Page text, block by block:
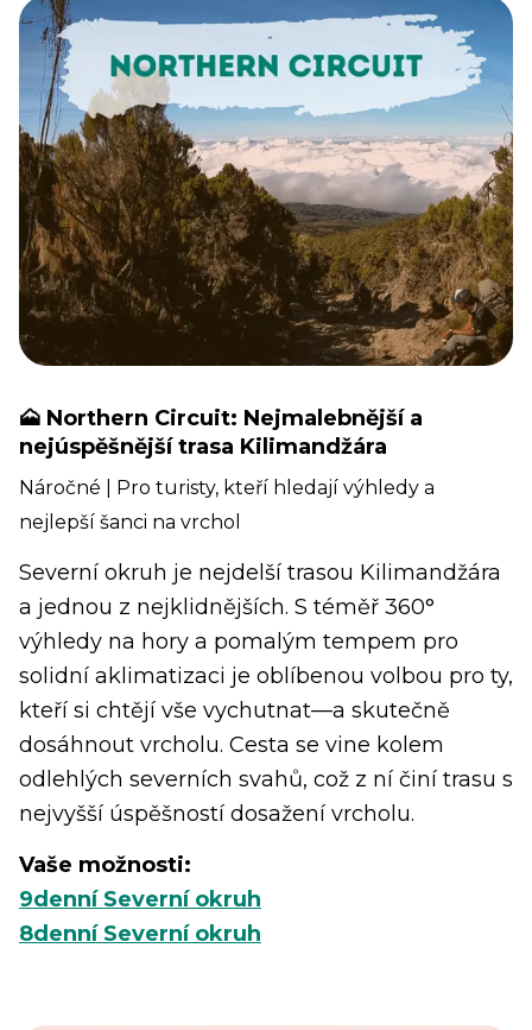
🗻 Northern Circuit: Nejmalebnější a
nejúspěšnější trasa Kilimandžára
Náročné | Pro turisty, kteří hledají výhledy a
nejlepší šanci na vrchol
Severní okruh je nejdelší trasou Kilimandžára
a jednou z nejklidnějších. S téměř 360°
výhledy na hory a pomalým tempem pro
solidní aklimatizaci je oblíbenou volbou pro ty,
kteří si chtějí vše vychutnat—a skutečně
dosáhnout vrcholu. Cesta se vine kolem
odlehlých severních svahů, což z ní činí trasu s
nejvyšší úspěšností dosažení vrcholu.
Vaše možnosti:
9denní Severní okruh
8denní Severní okruh